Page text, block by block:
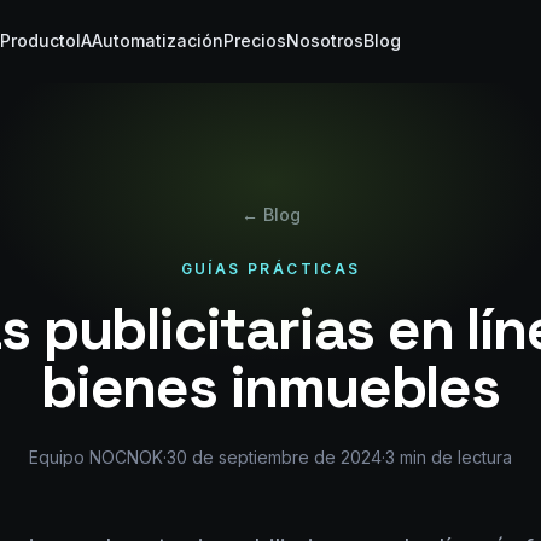
ProductoIAAutomatizaciónPreciosNosotrosBlog
← Blog
GUÍAS PRÁCTICAS
publicitarias en
bienes inmuebles
Equipo NOCNOK·30 de septiembre de 2024·3 min de lectura